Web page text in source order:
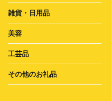
雑貨・日用品
美容
工芸品
その他のお礼品